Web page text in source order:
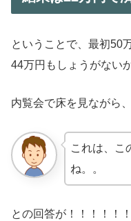
ということで、最初50
44万円もしょうがない
内覧会で床を見ながら
これは、こ
ね。。
との回答が！！！！！！